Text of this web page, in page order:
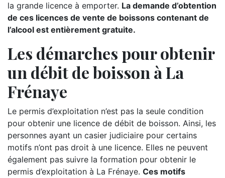
la grande licence à emporter. La demande d’obtention
de ces licences de vente de boissons contenant de
l’alcool est entièrement gratuite.
Les démarches pour obtenir
un débit de boisson à La
Frénaye
Le permis d’exploitation n’est pas la seule condition
pour obtenir une licence de débit de boisson. Ainsi, les
personnes ayant un casier judiciaire pour certains
motifs n’ont pas droit à une licence. Elles ne peuvent
également pas suivre la formation pour obtenir le
permis d’exploitation à La Frénaye. Ces motifs